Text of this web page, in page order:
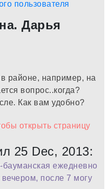
Дарья
районе, например, на
вопрос..когда?
Как вам удобно?
25 Dec, 2013:
ежедневно
после 7 могу